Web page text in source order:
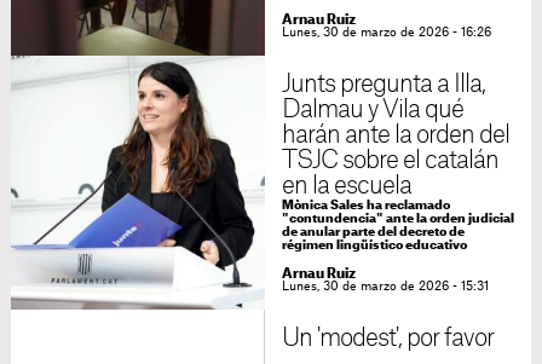
Arnau Ruiz
Lunes, 30 de marzo de 2026 - 16:26
Junts pregunta a Illa,
Dalmau y Vila qué
harán ante la orden del
TSJC sobre el catalán
en la escuela
Mònica Sales ha reclamado
"contundencia" ante la orden judicial
de anular parte del decreto de
régimen lingüístico educativo
Arnau Ruiz
Lunes, 30 de marzo de 2026 - 15:31
Un 'modest', por favor